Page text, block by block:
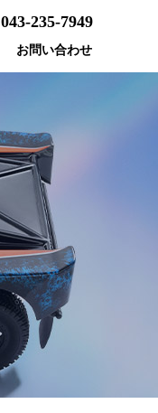
043-235-7949
お問い合わせ